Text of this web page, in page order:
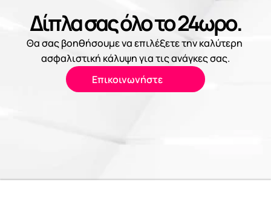
Δίπλα σας όλο το 24ωρο.
Θα σας βοηθήσουμε να επιλέξετε την καλύτερη
ασφαλιστική κάλυψη για τις ανάγκες σας.
Επικοινωνήστε